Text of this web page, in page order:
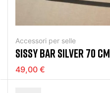
Accessori per selle
SISSY BAR SILVER 70 CM
49,00 €